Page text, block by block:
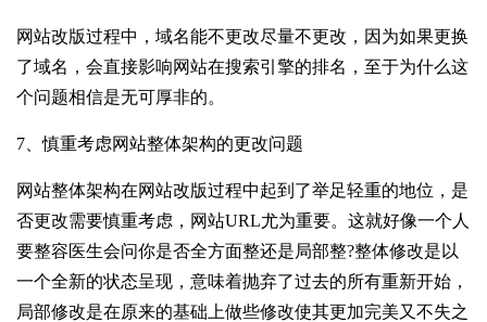
网站改版过程中，域名能不更改尽量不更改，因为如果更换
了域名，会直接影响网站在搜索引擎的排名，至于为什么这
个问题相信是无可厚非的。
7、慎重考虑网站整体架构的更改问题
网站整体架构在网站改版过程中起到了举足轻重的地位，是
否更改需要慎重考虑，网站URL尤为重要。 这就好像一个人
要整容医生会问你是否全方面整还是局部整?整体修改是以
一个全新的状态呈现，意味着抛弃了过去的所有重新开始，
局部修改是在原来的基础上做些修改使其更加完美又不失之